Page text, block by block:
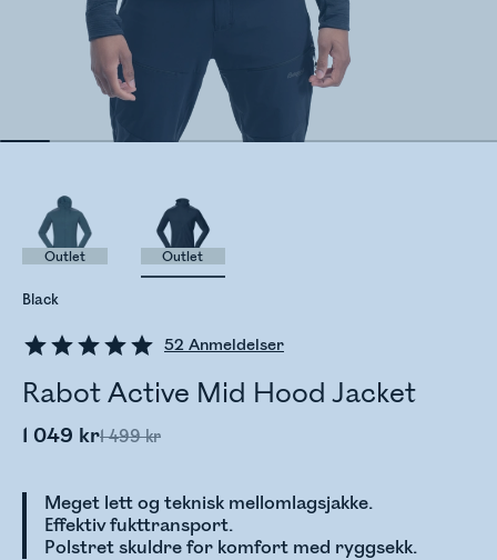
52 Anmeldelser
Rabot Active Mid Hood Jacket
1 049 kr1 499 kr
Meget lett og teknisk mellomlagsjakke.
Effektiv fukttransport.
Polstret skuldre for komfort med ryggsekk.
Black
Outlet Outlet